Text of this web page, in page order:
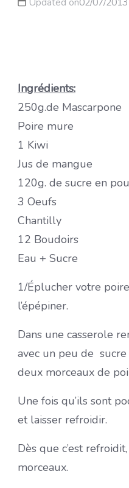
Ingrédients:
250g.de Mascarpone
Poire mure
1 Kiwi
Jus de mangue
120g. de sucre en
3 Oeufs
Chantilly
12 Boudoirs
Eau + Sucre
1/Éplucher votre
l’épépiner.
Dans une casserole
avec un peu de
deux morceaux de
Une fois qu’ils sont
et laisser refroidir.
Dès que c’est
morceaux.